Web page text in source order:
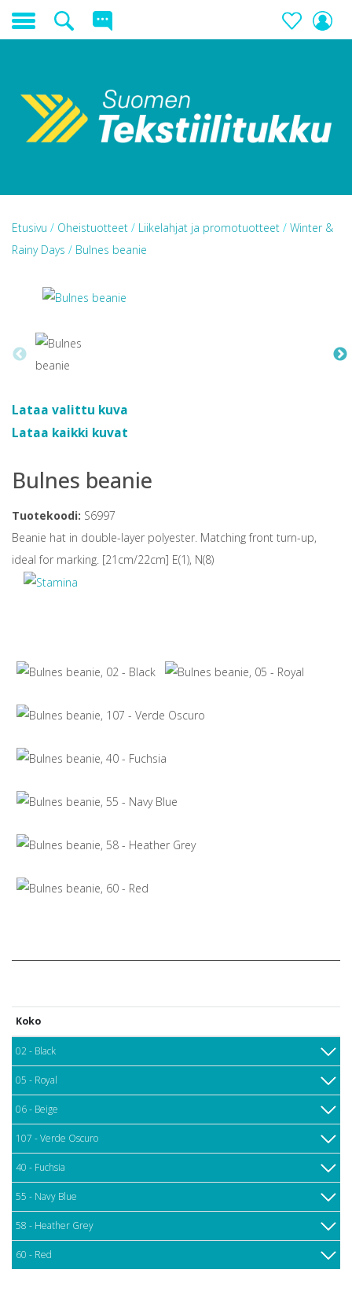
Etusivu / Oheistuotteet / Liikelahjat ja promotuotteet / Winter &
Rainy Days / Bulnes beanie
Lataa valittu kuva
Lataa kaikki kuvat
Bulnes beanie
Tuotekoodi: S6997
Beanie hat in double-layer polyester. Matching front turn-up,
ideal for marking. [21cm/22cm] E(1), N(8)
Koko
02 - Black
05 - Royal
06 - Beige
107 - Verde Oscuro
40 - Fuchsia
55 - Navy Blue
58 - Heather Grey
60 - Red